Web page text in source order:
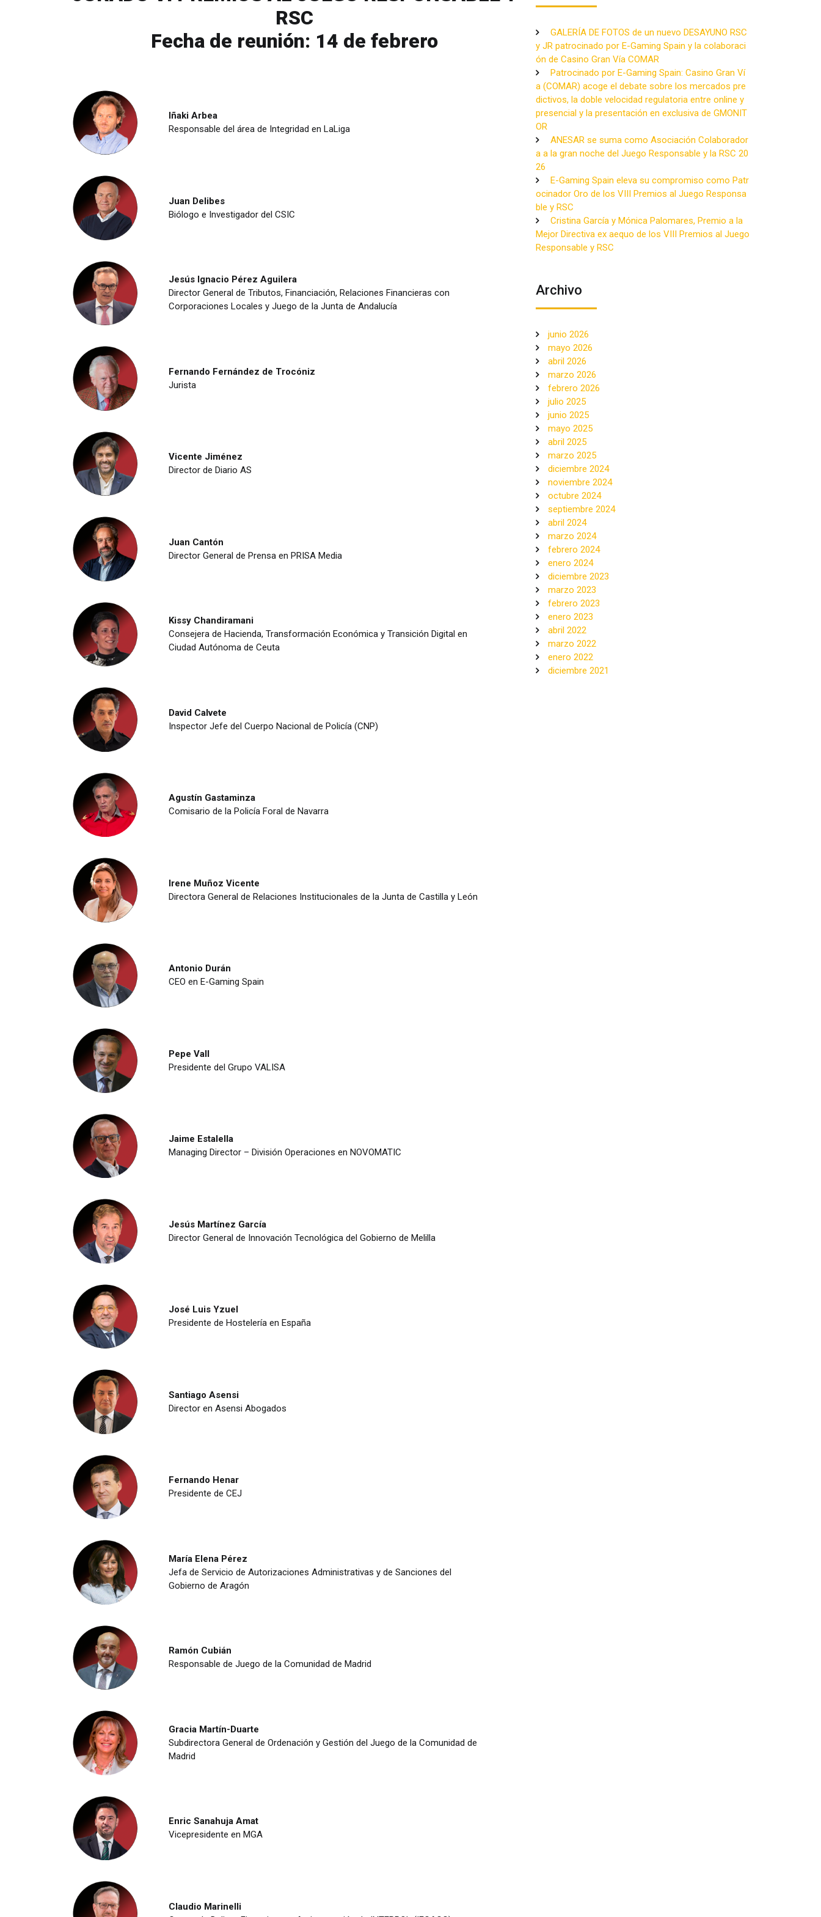
RSC
Fecha de reunión: 14 de febrero
Iñaki Arbea
Responsable del área de Integridad en LaLiga
Juan Delibes
Biólogo e Investigador del CSIC
Jesús Ignacio Pérez Aguilera
Director General de Tributos, Financiación, Relaciones Financieras con
Corporaciones Locales y Juego de la Junta de Andalucía
Fernando Fernández de Trocóniz
Jurista
Vicente Jiménez
Director de Diario AS
Juan Cantón
Director General de Prensa en PRISA Media
Kissy Chandiramani
Consejera de Hacienda, Transformación Económica y Transición Digital en
Ciudad Autónoma de Ceuta
David Calvete
Inspector Jefe del Cuerpo Nacional de Policía (CNP)
Agustín Gastaminza
Comisario de la Policía Foral de Navarra
Irene Muñoz Vicente
Directora General de Relaciones Institucionales de la Junta de Castilla y León
Antonio Durán
CEO en E-Gaming Spain
Pepe Vall
Presidente del Grupo VALISA
Jaime Estalella
Managing Director – División Operaciones en NOVOMATIC
Jesús Martínez García
Director General de Innovación Tecnológica del Gobierno de Melilla
José Luis Yzuel
Presidente de Hostelería en España
Santiago Asensi
Director en Asensi Abogados
Fernando Henar
Presidente de CEJ
María Elena Pérez
Jefa de Servicio de Autorizaciones Administrativas y de Sanciones del
Gobierno de Aragón
Ramón Cubián
Responsable de Juego de la Comunidad de Madrid
Gracia Martín-Duarte
Subdirectora General de Ordenación y Gestión del Juego de la Comunidad de
Madrid
Enric Sanahuja Amat
Vicepresidente en MGA
Claudio Marinelli
GALERÍA DE FOTOS de un nuevo DESAYUNO RSC
y JR patrocinado por E-Gaming Spain y la colaboraci
ón de Casino Gran Vía COMAR
Patrocinado por E-Gaming Spain: Casino Gran Ví
a (COMAR) acoge el debate sobre los mercados pre
dictivos, la doble velocidad regulatoria entre online y
presencial y la presentación en exclusiva de GMONIT
OR
ANESAR se suma como Asociación Colaborador
a a la gran noche del Juego Responsable y la RSC 20
26
E-Gaming Spain eleva su compromiso como Patr
ocinador Oro de los VIII Premios al Juego Responsa
ble y RSC
Cristina García y Mónica Palomares, Premio a la
Mejor Directiva ex aequo de los VIII Premios al Juego
Responsable y RSC
Archivo
junio 2026
mayo 2026
abril 2026
marzo 2026
febrero 2026
julio 2025
junio 2025
mayo 2025
abril 2025
marzo 2025
diciembre 2024
noviembre 2024
octubre 2024
septiembre 2024
abril 2024
marzo 2024
febrero 2024
enero 2024
diciembre 2023
marzo 2023
febrero 2023
enero 2023
abril 2022
marzo 2022
enero 2022
diciembre 2021